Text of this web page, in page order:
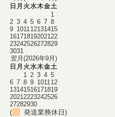
日 月 火水木金土
1
2 3 4 5 6 7 8
9 101112131415
16171819202122
23242526272829
3031
翌月(2026年9月)
日 月 火水木金土
1 2 3 4 5
6 7 8 9 101112
13141516171819
20212223242526
27282930
( 発送業務休日)